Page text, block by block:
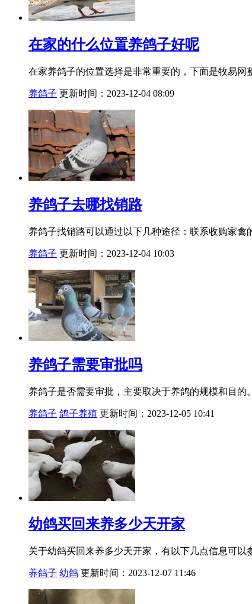
在家的什么位置养鸽子好呢
在家养鸽子的位置选择是非常重要的，下面是牧易
养鸽子 更新时间：2023-12-04 08:09
养鸽子去哪找销路
养鸽子找销路可以通过以下几种途径：联系收购家
养鸽子 更新时间：2023-12-04 10:03
养鸽子需要审批吗
养鸽子是否需要审批，主要取决于养鸽的规模和目
养鸽子 鸽子养殖 更新时间：2023-12-05 10:41
幼鸽买回来养多少天开家
关于幼鸽买回来养多少天开家，有以下几点信息可
养鸽子 幼鸽 更新时间：2023-12-07 11:46